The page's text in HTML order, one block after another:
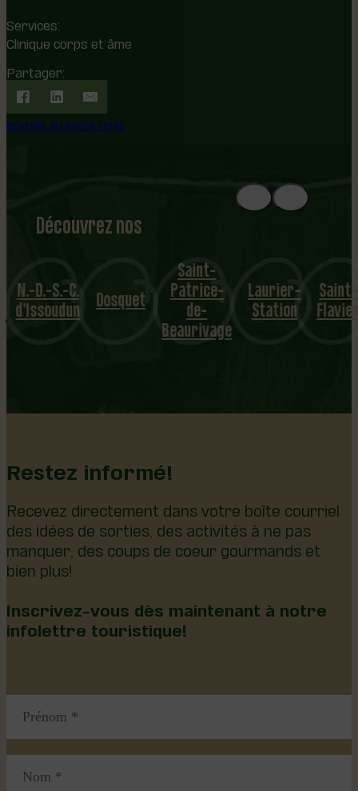
Services:
Clinique corps et âme
Partager:
REVENIR AU RÉPERTOIRE
Découvrez nos
1
8
mu
nicipalités
N.-D.-S.-C.
d’Issoudun Dosquet
Saint-
Patrice-
de-
Beaurivage
Laurier-
Station
Saint-
Flavien
Restez informé!
Recevez directement dans votre boîte courriel
des idées de sorties, des activités à ne pas
manquer, des coups de coeur gourmands et
bien plus!
Inscrivez-vous dès maintenant à notre
infolettre touristique!